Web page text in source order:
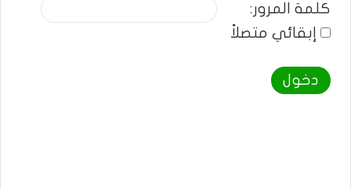
كلمة المرور:
إبقائي متصلاً
دخول